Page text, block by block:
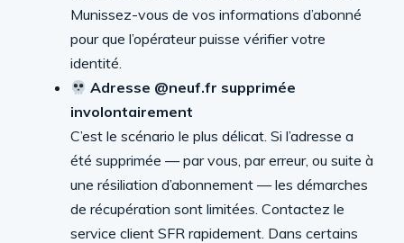
Munissez-vous de vos informations d’abonné
pour que l’opérateur puisse vérifier votre
identité.
Adresse @neuf.fr supprimée
involontairement
C’est le scénario le plus délicat. Si l’adresse a
été supprimée — par vous, par erreur, ou suite à
une résiliation d’abonnement — les démarches
de récupération sont limitées. Contactez le
service client SFR rapidement. Dans certains